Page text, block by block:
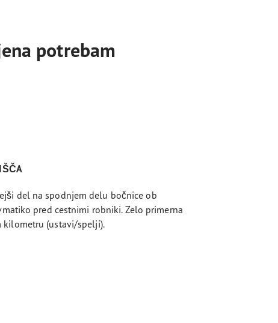
potrebam
del na spodnjem delu bočnice ob
pred cestnimi robniki. Zelo primerna
kilometru (ustavi/spelji).